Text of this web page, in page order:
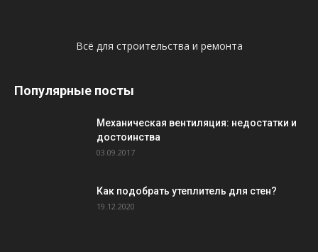
Всё для строительства и ремонта
Популярные посты
Механическая вентиляция: недостатки и
достоинства
03.09.2017
Как подобрать утеплитель для стен?
19.12.2020